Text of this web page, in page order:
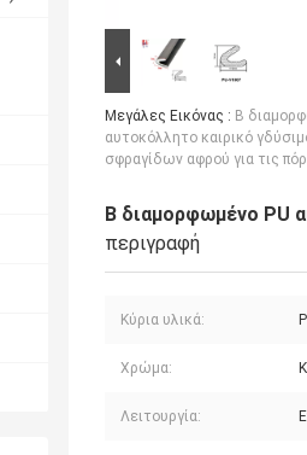
Μεγάλες Εικόνας : Β
αυτοκόλλητο καιρικό
σφραγίδων αφρού για τις
Β διαμορφωμένο PU
περιγραφή
Κύρια υλικά:
Χρώμα:
Λειτουργία: